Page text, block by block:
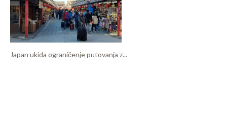
Japan ukida ograničenje putovanja z...